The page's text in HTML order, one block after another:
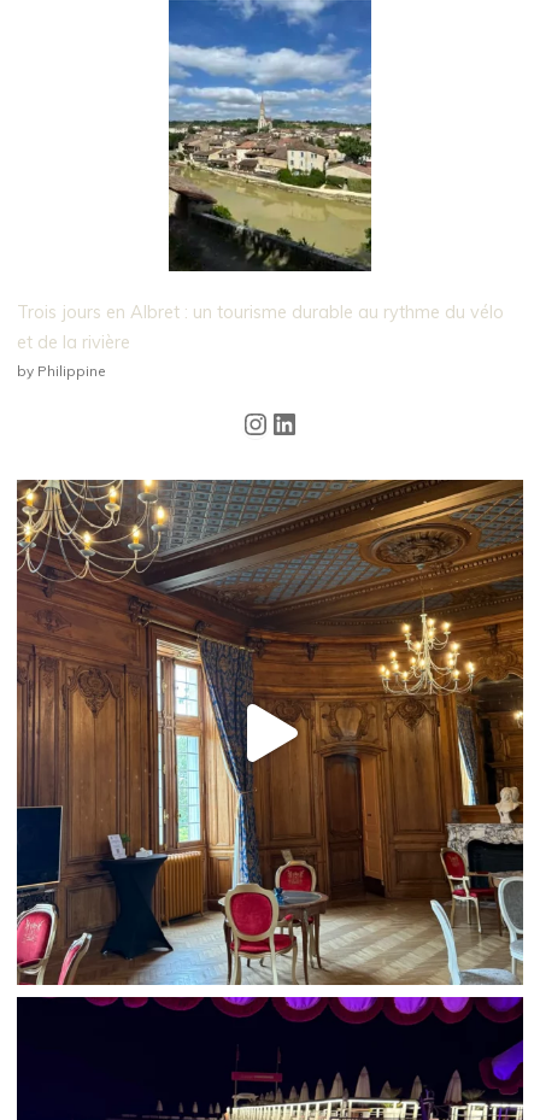
Trois jours en Albret : un tourisme durable au rythme du vélo
et de la rivière
by Philippine
Instagram
LinkedIn